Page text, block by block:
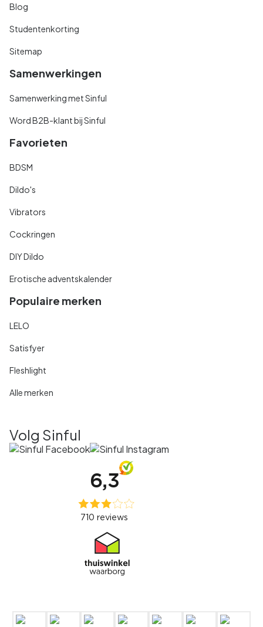
Blog
Studentenkorting
Sitemap
Samenwerkingen
Samenwerking met Sinful
Word B2B-klant bij Sinful
Favorieten
BDSM
Dildo's
Vibrators
Cockringen
DIY Dildo
Erotische adventskalender
Populaire merken
LELO
Satisfyer
Fleshlight
Alle merken
Volg Sinful